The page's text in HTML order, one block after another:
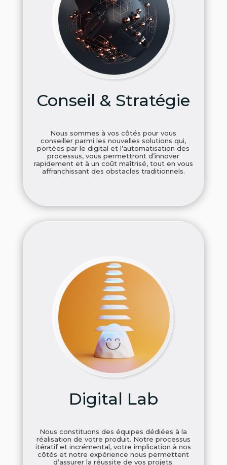
Conseil & Stratégie
Nous sommes à vos côtés pour vous
conseiller parmi les nouvelles solutions qui,
portées par le digital et l’automatisation des
processus, vous permettront d’innover
rapidement et à un coût maîtrisé, tout en vous
affranchissant des obstacles traditionnels.
Digital Lab
Nous constituons des équipes dédiées à la
réalisation de votre produit. Notre processus
itératif et incrémental, votre implication à nos
côtés et notre expérience nous permettent
d’assurer la réussite de vos projets.